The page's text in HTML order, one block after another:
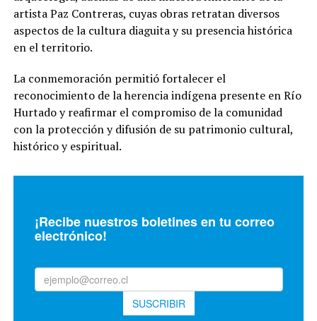
artista Paz Contreras, cuyas obras retratan diversos
aspectos de la cultura diaguita y su presencia histórica
en el territorio.
La conmemoración permitió fortalecer el
reconocimiento de la herencia indígena presente en Río
Hurtado y reafirmar el compromiso de la comunidad
con la protección y difusión de su patrimonio cultural,
histórico y espiritual.